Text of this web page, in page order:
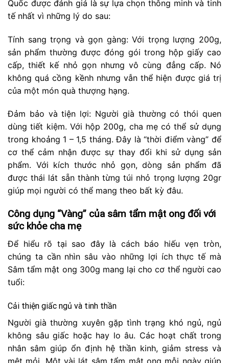
Quốc được đánh giá là sự lựa chọn thông minh và tinh
tế nhất vì những lý do sau:
Tính sang trọng và gọn gàng: Với trọng lượng 200g,
sản phẩm thường được đóng gói trong hộp giấy cao
cấp, thiết kế nhỏ gọn nhưng vô cùng đẳng cấp. Nó
không quá cồng kềnh nhưng vẫn thể hiện được giá trị
của một món quà thượng hạng.
Đảm bảo và tiện lợi: Người già thường có thói quen
dùng tiết kiệm. Với hộp 200g, cha mẹ có thể sử dụng
trong khoảng 1 – 1,5 tháng. Đây là “thời điểm vàng” để
cơ thể cảm nhận được sự thay đổi khi sử dụng sản
phẩm. Với kích thước nhỏ gọn, dòng sản phẩm đã
được thái lát sẵn thành từng túi nhỏ trọng lượng 20gr
giúp mọi người có thể mang theo bất kỳ đâu.
Công dụng “Vàng” của sâm tẩm mật ong đối với
sức khỏe cha mẹ
Để hiểu rõ tại sao đây là cách báo hiếu vẹn tròn,
chúng ta cần nhìn sâu vào những lợi ích thực tế mà
Sâm tẩm mật ong 300g mang lại cho cơ thể người cao
tuổi:
Cải thiện giấc ngủ và tinh thần
Người già thường xuyên gặp tình trạng khó ngủ, ngủ
không sâu giấc hoặc hay lo âu. Các hoạt chất trong
nhân sâm giúp ổn định hệ thần kinh, giảm stress và
mệt mỏi. Một vài lát sâm tẩm mật ong mỗi ngày giúp